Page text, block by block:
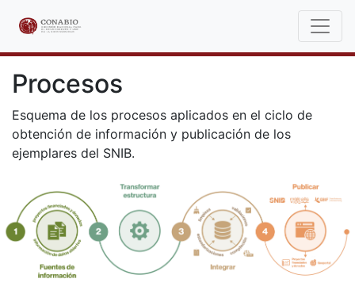
Procesos
Esquema de los procesos aplicados en el ciclo de
obtención de información y publicación de los
ejemplares del SNIB.